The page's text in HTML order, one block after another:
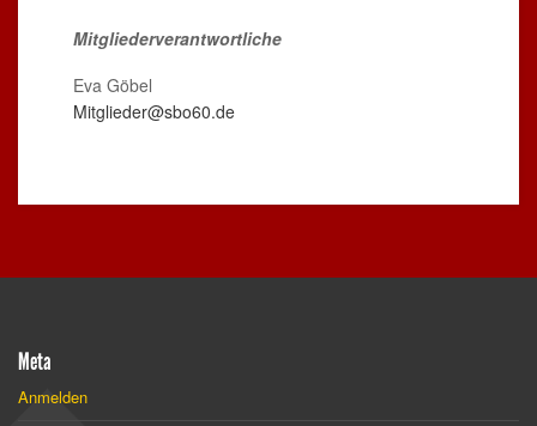
Mitgliederverantwortliche
Eva Göbel
Mitglieder@sbo60.de
Meta
Anmelden